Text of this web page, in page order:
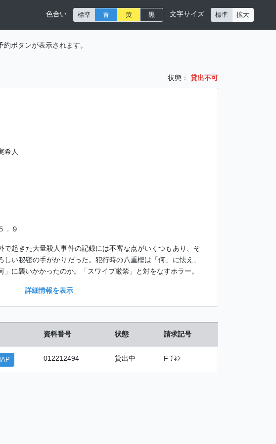
色合い 標準 青 黄 黒 文字サイズ 標準 拡大
約ボタンが表示されます。
状態： 貸出不可
希人
．９
で起きた大量殺人事件の記録には不審な点がいくつもあり、そ
しい秘密の手がかりだった。犯行時の八重樫は「何」に怯え、
」に襲いかかったのか。「スワイプ厳禁」と対をなすホラー。
詳細情報を表示
資料番号 状態 請求記号
012212494 貸出中 F ﾁﾈﾝ